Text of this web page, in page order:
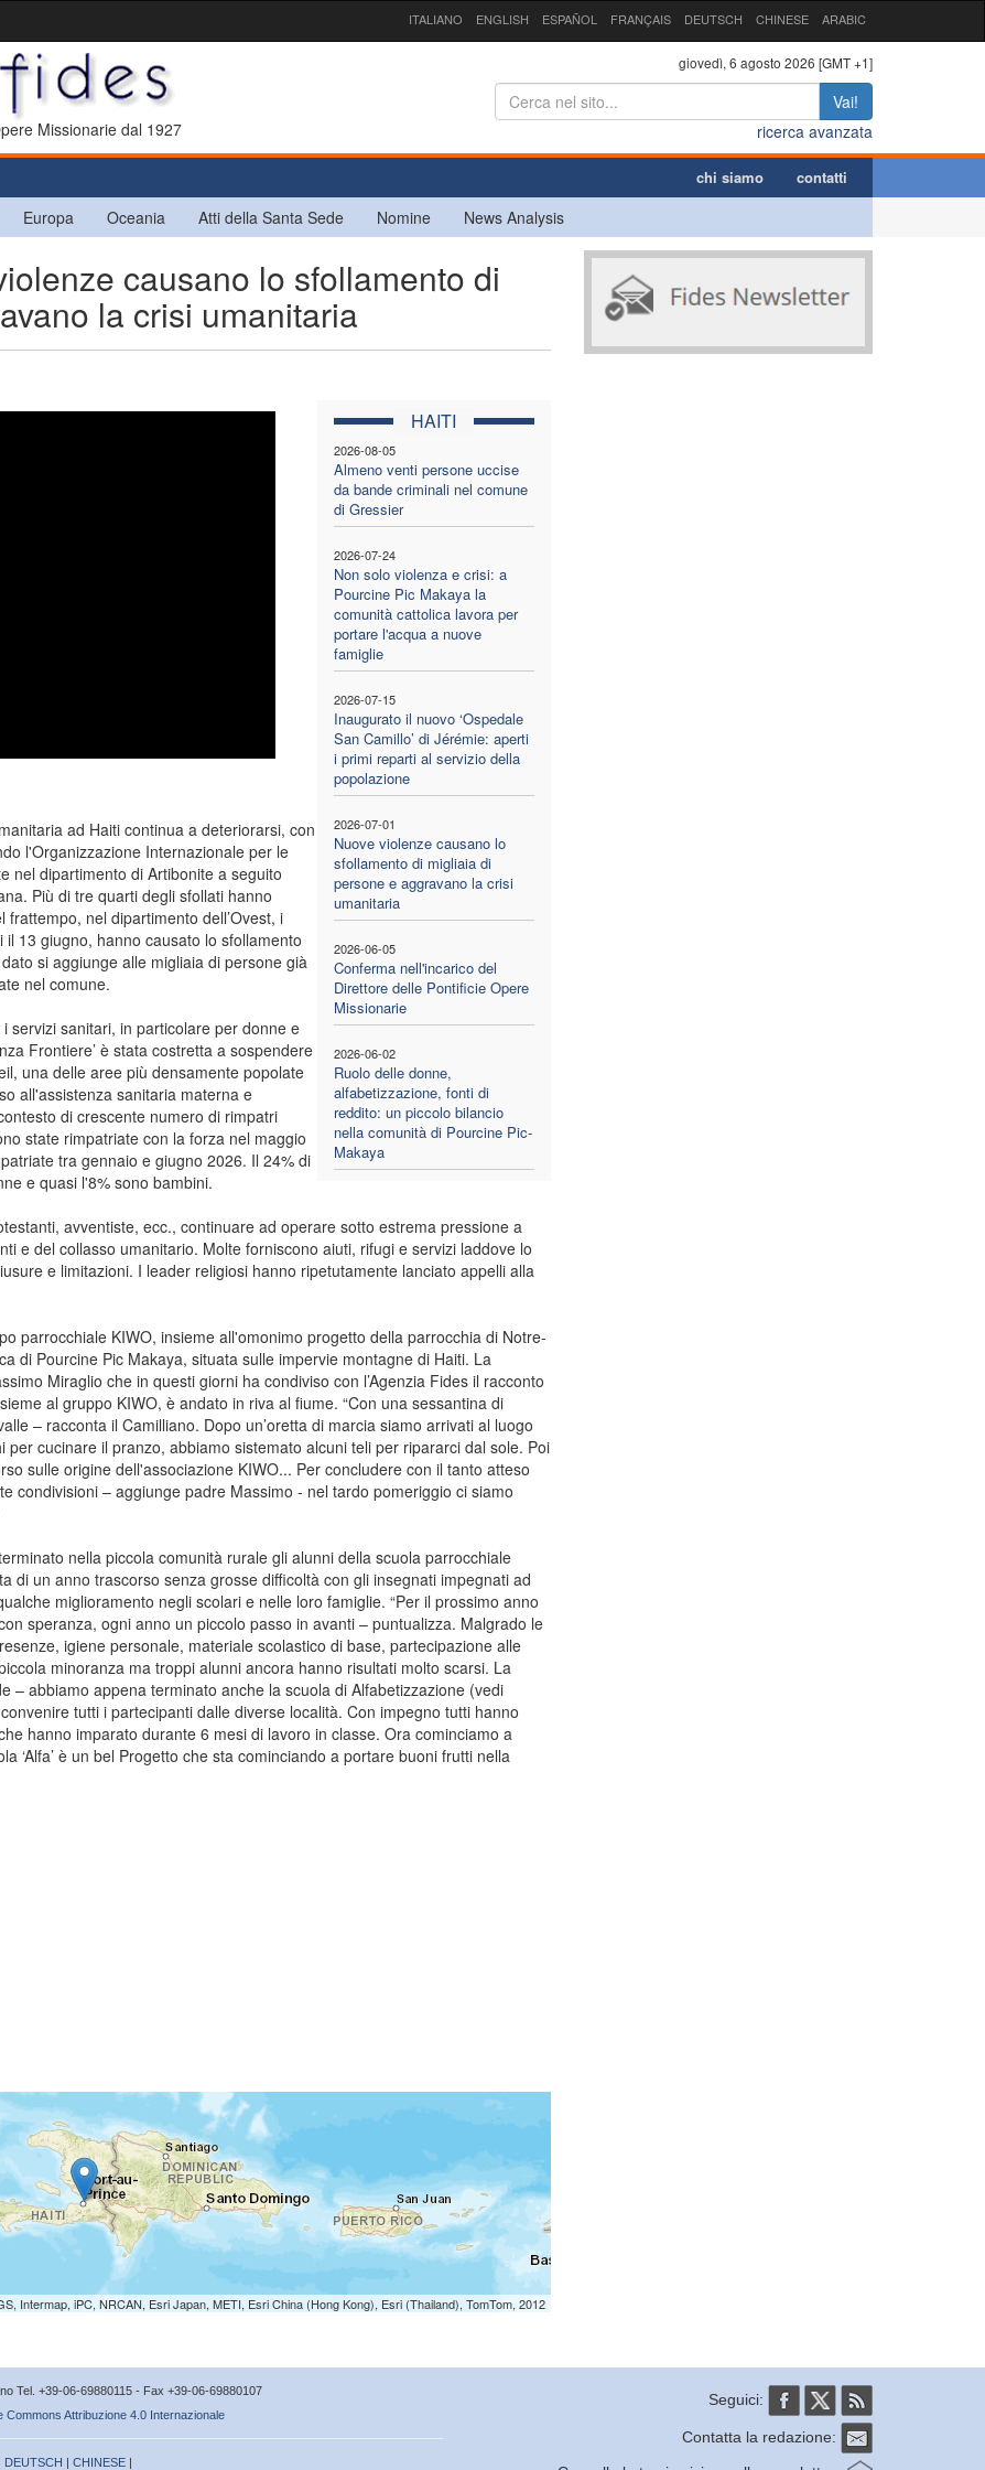
ITALIANO ENGLISH ESPAÑOL FRANÇAIS DEUTSCH CHINESE ARABIC
Missionarie dal 1927
giovedì, 6 agosto 2026 [GMT +1]
Vai!
ricerca avanzata
chi siamo contatti
Europa Oceania Atti della Santa Sede Nomine News Analysis
causano lo sfollamento di
la crisi umanitaria
HAITI
2026-08-05
Almeno venti persone uccise
da bande criminali nel comune
di Gressier
2026-07-24
Non solo violenza e crisi: a
Pourcine Pic Makaya la
comunità cattolica lavora per
portare l'acqua a nuove
famiglie
2026-07-15
Inaugurato il nuovo ‘Ospedale
San Camillo’ di Jérémie: aperti
i primi reparti al servizio della
popolazione
2026-07-01
Nuove violenze causano lo
sfollamento di migliaia di
persone e aggravano la crisi
umanitaria
2026-06-05
Conferma nell'incarico del
Direttore delle Pontificie Opere
Missionarie
2026-06-02
Ruolo delle donne,
alfabetizzazione, fonti di
reddito: un piccolo bilancio
nella comunità di Pourcine Pic-
Makaya
ad Haiti continua a deteriorarsi, con
l'Organizzazione Internazionale per le
nel dipartimento di Artibonite a seguito
Più di tre quarti degli sfollati hanno
nel dipartimento dell’Ovest, i
13 giugno, hanno causato lo sfollamento
si aggiunge alle migliaia di persone già
nel comune.
servizi sanitari, in particolare per donne e
Frontiere’ è stata costretta a sospendere
una delle aree più densamente popolate
all'assistenza sanitaria materna e
di crescente numero di rimpatri
state rimpatriate con la forza nel maggio
tra gennaio e giugno 2026. Il 24% di
e quasi l'8% sono bambini.
avventiste, ecc., continuare ad operare sotto estrema pressione a
e del collasso umanitario. Molte forniscono aiuti, rifugi e servizi laddove lo
e limitazioni. I leader religiosi hanno ripetutamente lanciato appelli alla
parrocchiale KIWO, insieme all'omonimo progetto della parrocchia di Notre-
di Pourcine Pic Makaya, situata sulle impervie montagne di Haiti. La
Miraglio che in questi giorni ha condiviso con l’Agenzia Fides il racconto
al gruppo KIWO, è andato in riva al fiume. “Con una sessantina di
– racconta il Camilliano. Dopo un’oretta di marcia siamo arrivati al luogo
cucinare il pranzo, abbiamo sistemato alcuni teli per ripararci dal sole. Poi
sulle origine dell'associazione KIWO... Per concludere con il tanto atteso
condivisioni – aggiunge padre Massimo - nel tardo pomeriggio ci siamo
nella piccola comunità rurale gli alunni della scuola parrocchiale
di un anno trascorso senza grosse difficoltà con gli insegnati impegnati ad
miglioramento negli scolari e nelle loro famiglie. “Per il prossimo anno
speranza, ogni anno un piccolo passo in avanti – puntualizza. Malgrado le
igiene personale, materiale scolastico di base, partecipazione alle
minoranza ma troppi alunni ancora hanno risultati molto scarsi. La
– abbiamo appena terminato anche la scuola di Alfabetizzazione (vedi
tutti i partecipanti dalle diverse località. Con impegno tutti hanno
hanno imparato durante 6 mesi di lavoro in classe. Ora cominciamo a
‘Alfa’ è un bel Progetto che sta cominciando a portare buoni frutti nella
Intermap, iPC, NRCAN, Esri Japan, METI, Esri China (Hong Kong), Esri (Thailand), TomTom, 2012
Tel. +39-06-69880115 - Fax +39-06-69880107
Commons Attribuzione 4.0 Internazionale
DEUTSCH | CHINESE |
Seguici:
Contatta la redazione: